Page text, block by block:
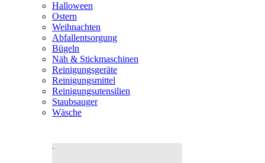
Halloween
Ostern
Weihnachten
Abfallentsorgung
Bügeln
Näh & Stickmaschinen
Reinigungsgeräte
Reinigungsmittel
Reinigungsutensilien
Staubsauger
Wäsche